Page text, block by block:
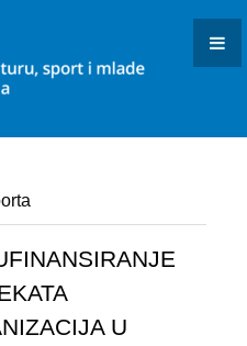
U
U RESORNOJ